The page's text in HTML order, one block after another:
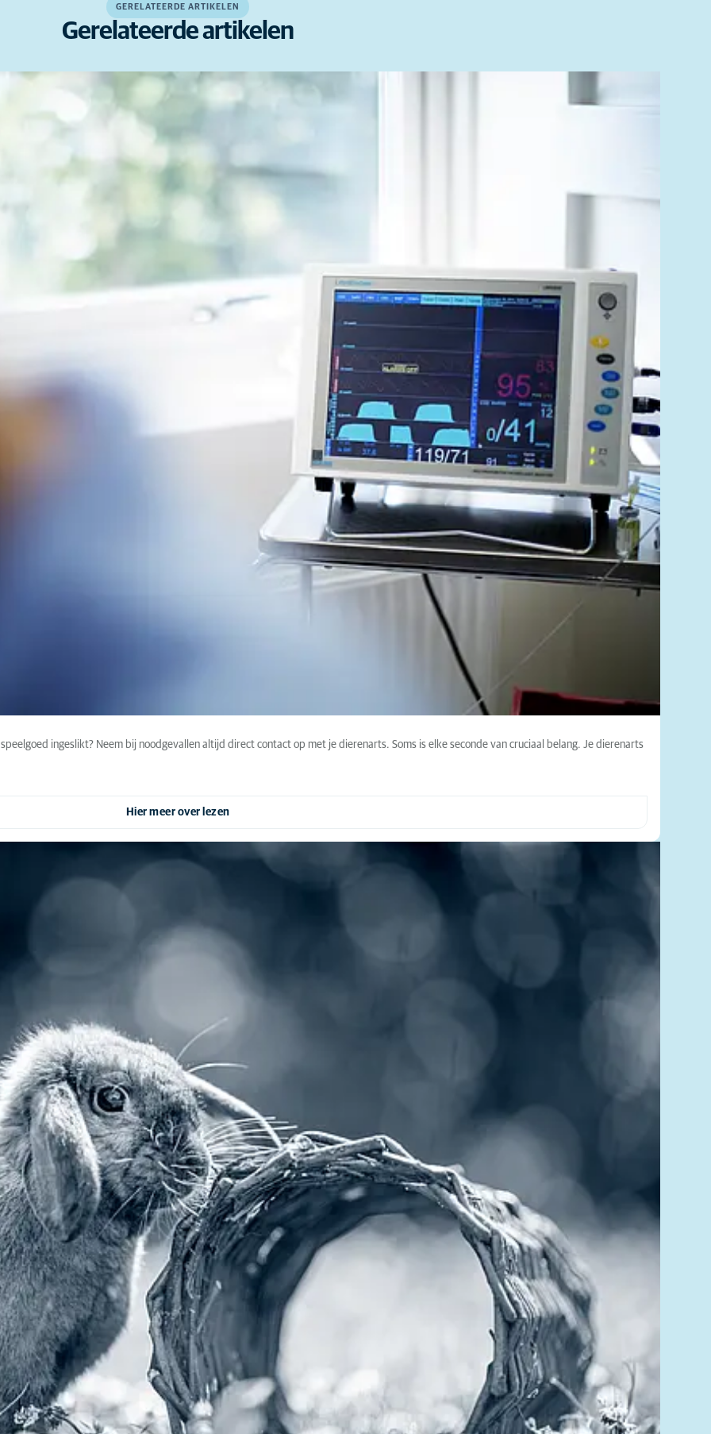
GERELATEERDE ARTIKELEN
Gerelateerde artikelen
ingeslikt? Neem bij noodgevallen altijd direct contact op met je dierenarts. Soms is elke seconde van cruciaal belang. Je dierenarts
Hier meer over lezen